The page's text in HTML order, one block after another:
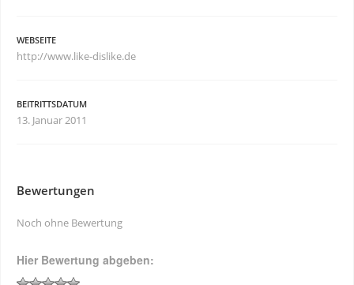
WEBSEITE
http://www.like-dislike.de
BEITRITTSDATUM
13. Januar 2011
Bewertungen
Noch ohne Bewertung
Hier Bewertung abgeben: